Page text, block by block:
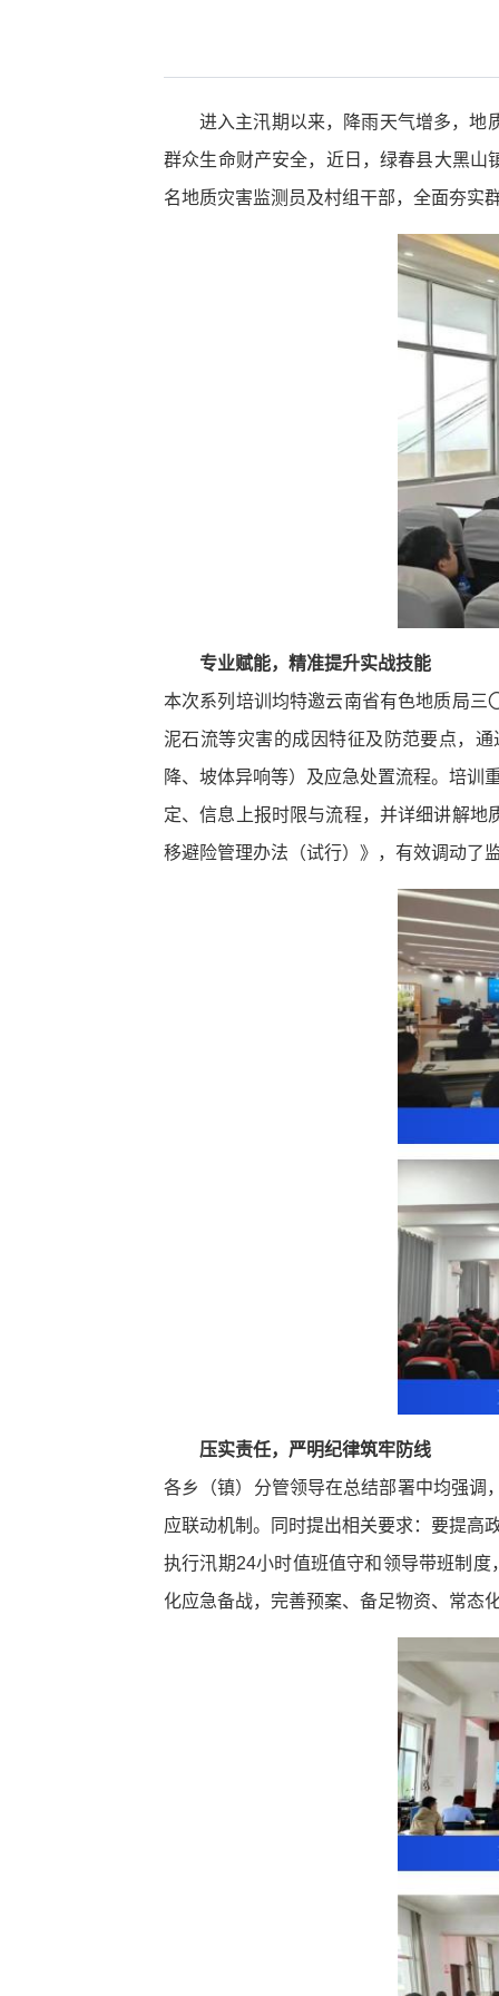
进入主汛期以来，降雨天气增多，地
群众生命财产安全，近日，绿春县大黑山
名地质灾害监测员及村组干部，全面夯实
专业赋能，精准提升实战技能
本次系列培训均特邀云南省有色地质局三
泥石流等灾害的成因特征及防范要点，
降、坡体异响等）及应急处置流程。培训
定、信息上报时限与流程，并详细讲解
移避险管理办法（试行）》，有效调动了
压实责任，严明纪律筑牢防线
各乡（镇）分管领导在总结部署中均强调
应联动机制。同时提出相关要求：要提高
执行汛期24小时值班值守和领导带班制
化应急备战，完善预案、备足物资、常态